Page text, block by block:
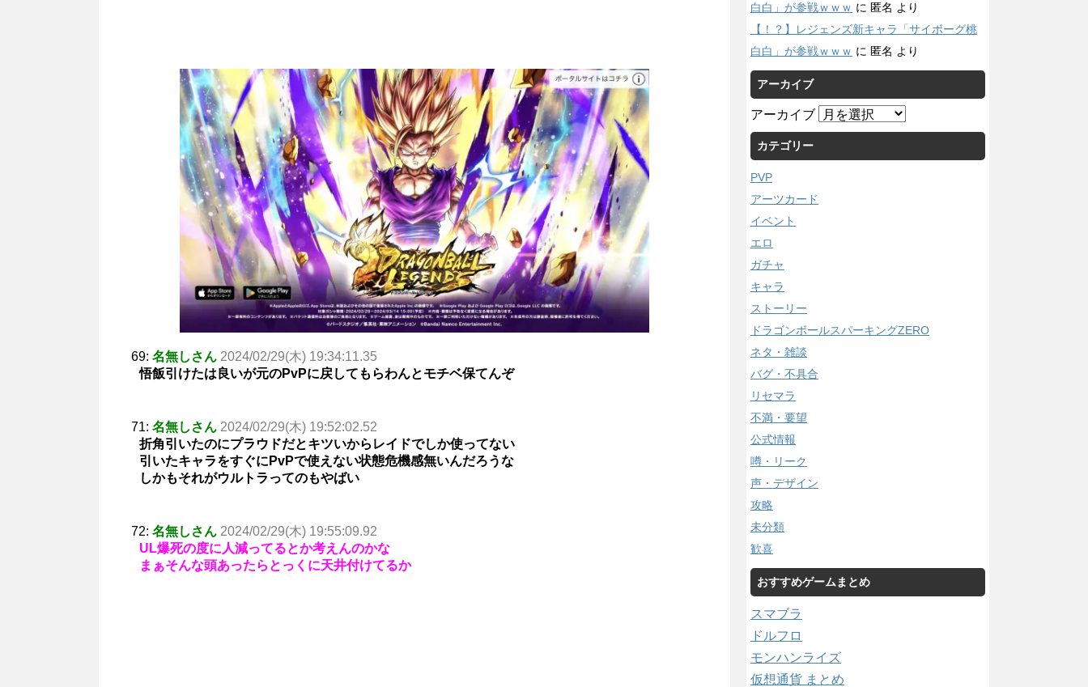
69: 名無しさん 2024/02/29(木) 19:34:11.35
悟飯引けたは良いが元のPvPに戻してもらわんとモチベ保てんぞ
71: 名無しさん 2024/02/29(木) 19:52:02.52
折角引いたのにプラウドだとキツいからレイドでしか使ってない
引いたキャラをすぐにPvPで使えない状態危機感無いんだろうな
しかもそれがウルトラってのもやばい
72: 名無しさん 2024/02/29(木) 19:55:09.92
UL爆死の度に人減ってるとか考えんのかな
まぁそんな頭あったらとっくに天井付けてるか
白白」が参戦ｗｗｗ に 匿名 より
【！？】レジェンズ新キャラ「サイボーグ桃
白白」が参戦ｗｗｗ に 匿名 より
アーカイブ
アーカイブ
カテゴリー
PVP
アーツカード
イベント
エロ
ガチャ
キャラ
ストーリー
ドラゴンボールスパーキングZERO
ネタ・雑談
バグ・不具合
リセマラ
不満・要望
公式情報
噂・リーク
声・デザイン
攻略
未分類
歓喜
おすすめゲームまとめ
スマブラ
ドルフロ
モンハンライズ
仮想通貨 まとめ